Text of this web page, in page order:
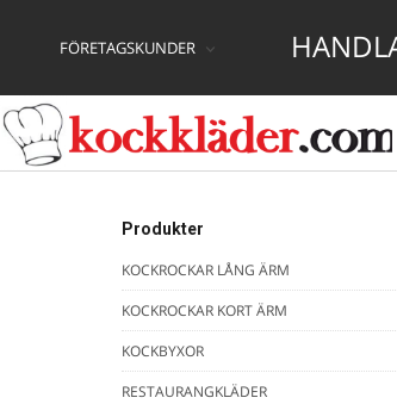
FÖRETAGSKUNDER
Produkter
KOCKROCKAR LÅNG ÄRM
KOCKROCKAR KORT ÄRM
KOCKBYXOR
RESTAURANGKLÄDER